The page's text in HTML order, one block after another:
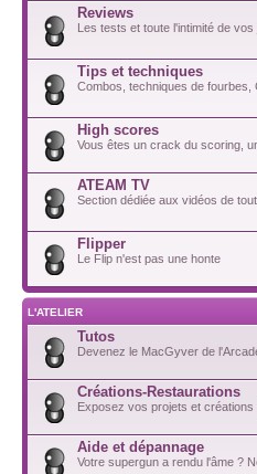
Reviews
Les tests et toute l'intimité de
Tips et techniques
Combos, techniques de fourbes,
High scores
Vous êtes un crack du scoring,
ATEAM TV
Section dédiée aux vidéos de
Flipper
Le Flip n'est pas une honte
L'ATELIER
Tutos
Devenez le MacGyver de
Créations-Restaurations
Exposez vos projets et
Aide et dépannage
Votre supergun a rendu l'âme ?